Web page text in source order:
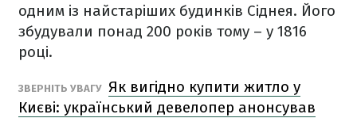
одним із найстаріших будинків Сіднея. Його
збудували понад 200 років тому – у 1816
році.
ЗВЕРНІТЬ УВАГУ Як вигідно купити житло у
Києві: український девелопер анонсував